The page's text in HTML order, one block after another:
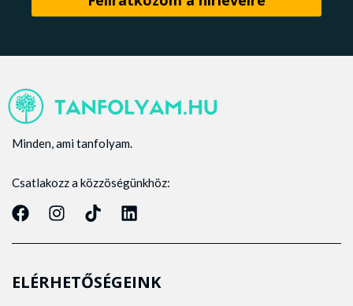
Minden, ami tanfolyam.
Csatlakozz a közzöségünkhöz:
ELÉRHETŐSÉGEINK